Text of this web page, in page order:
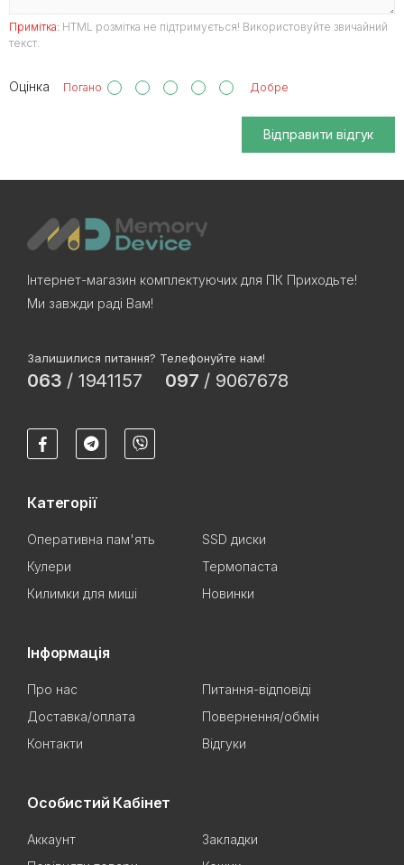
Примітка: HTML розмітка не підтримується! Використовуйте звичайний
текст.
Оцінка Погано Добре
Відправити відгук
Інтернет-магазин комплектуючих для ПК Приходьте!
Ми завжди раді Вам!
Залишилися питання? Телефонуйте нам!
063 / 1941157 097 / 9067678
Категорії
Оперативна пам'ять
SSD диски
Кулери
Термопаста
Килимки для миші
Новинки
Інформація
Про нас
Питання-відповіді
Доставка/оплата
Повернення/обмін
Контакти
Відгуки
Особистий Кабінет
Аккаунт
Закладки